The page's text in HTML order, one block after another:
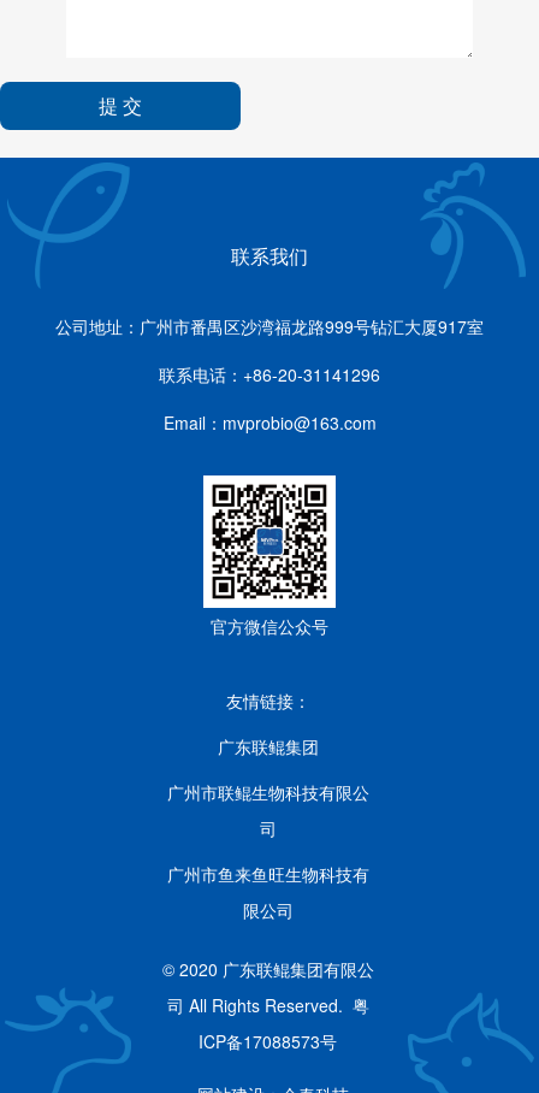
提 交
联系我们
公司地址：广州市番禺区沙湾福龙路999号钻汇大厦917室
联系电话：+86-20-31141296
Email：mvprobio@163.com
官方微信公众号
友情链接：
广东联鲲集团
广州市联鲲生物科技有限公
司
广州市鱼来鱼旺生物科技有
限公司
© 2020 广东联鲲集团有限公
司 All Rights Reserved. 粤
ICP备17088573号